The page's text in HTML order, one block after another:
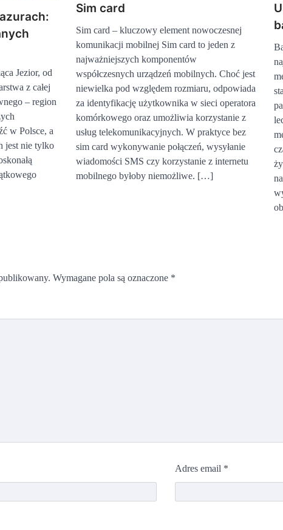
Jezior, od
z całej
– region
w Polsce, a
jest nie tylko
Sim card
Sim card – kluczowy element nowoczesnej
komunikacji mobilnej Sim card to jeden z
najważniejszych komponentów
współczesnych urządzeń mobilnych. Choć jest
niewielka pod względem rozmiaru, odpowiada
za identyfikację użytkownika w sieci operatora
komórkowego oraz umożliwia korzystanie z
usług telekomunikacyjnych. W praktyce bez
sim card wykonywanie połączeń, wysyłanie
wiadomości SMS czy korzystanie z internetu
mobilnego byłoby niemożliwe. […]
Wymagane pola są oznaczone *
Adres email *